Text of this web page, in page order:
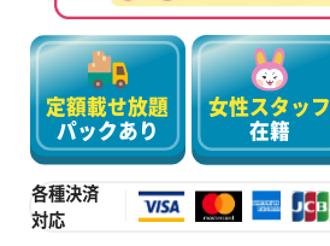
定額載せ放題
パックあり
女性スタッフ
在籍
各種決済
対応